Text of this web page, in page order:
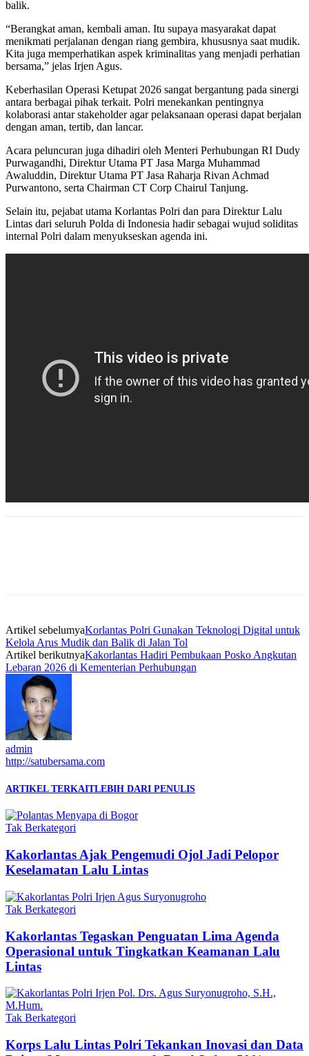
balik.
“Berangkat aman, kembali aman. Itu supaya masyarakat dapat
menikmati perjalanan dengan riang gembira, khususnya saat mudik.
Kita juga memperhatikan aspek kriminalitas yang menjadi perhatian
bersama,” jelas Irjen Agus.
Keberhasilan Operasi Ketupat 2026 sangat bergantung pada sinergi
antara berbagai pihak terkait. Polri menekankan pentingnya
kolaborasi antar stakeholder agar pelaksanaan operasi dapat berjalan
dengan aman, tertib, dan lancar.
Acara peluncuran juga dihadiri oleh Menteri Perhubungan RI Dudy
Purwagandhi, Direktur Utama PT Jasa Marga Muhammad
Awaluddin, Direktur Utama PT Jasa Raharja Rivan Achmad
Purwantono, serta Chairman CT Corp Chairul Tanjung.
Selain itu, pejabat utama Korlantas Polri dan para Direktur Lalu
Lintas dari seluruh Polda di Indonesia hadir sebagai wujud soliditas
internal Polri dalam menyukseskan agenda ini.
Artikel sebelumyaKorlantas Polri Gunakan Teknologi Digital untuk
Kelola Arus Mudik dan Balik di Jalan Tol
Artikel berikutnyaKakorlantas Hadiri Pembukaan Posko Angkutan
Lebaran 2026 di Kementerian Perhubungan
admin
http://satubersama.com
ARTIKEL TERKAITLEBIH DARI PENULIS
Tak Berkategori
Kakorlantas Ajak Pengemudi Ojol Jadi Pelopor
Keselamatan Lalu Lintas
Tak Berkategori
Kakorlantas Tegaskan Penguatan Lima Agenda
Operasional untuk Tingkatkan Keamanan Lalu
Lintas
Tak Berkategori
Korps Lalu Lintas Polri Tekankan Inovasi dan Data